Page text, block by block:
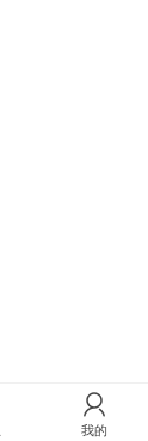
我的